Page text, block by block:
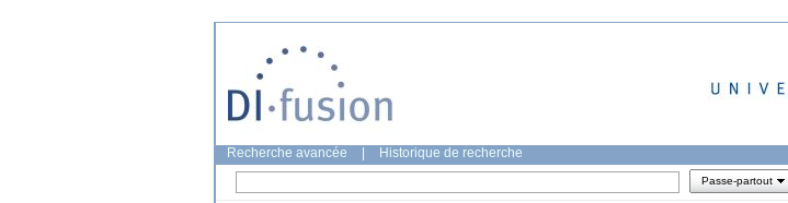
Recherche avancée Historique de recherche
Passe-partout